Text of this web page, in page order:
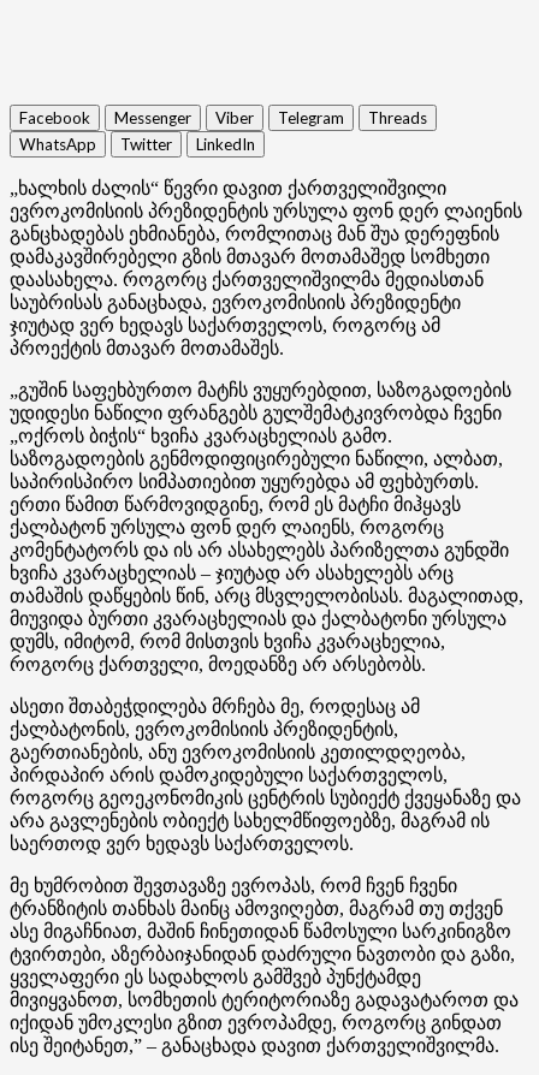
Facebook Messenger Viber Telegram
Threads
WhatsApp
Twitter LinkedIn
„ხალხის ძალის“ წევრი დავით ქართველიშვილი
ევროკომისიის პრეზიდენტის ურსულა ფონ დერ ლაიენის
განცხადებას ეხმიანება, რომლითაც მან შუა დერეფნის
დამაკავშირებელი გზის მთავარ მოთამაშედ სომხეთი
დაასახელა. როგორც ქართველიშვილმა მედიასთან
საუბრისას განაცხადა, ევროკომისიის პრეზიდენტი
ჯიუტად ვერ ხედავს საქართველოს, როგორც ამ
პროექტის მთავარ მოთამაშეს.
„გუშინ საფეხბურთო მატჩს ვუყურებდით, საზოგადოების
უდიდესი ნაწილი ფრანგებს გულშემატკივრობდა ჩვენი
„ოქროს ბიჭის“ ხვიჩა კვარაცხელიას გამო.
საზოგადოების გენმოდიფიცირებული ნაწილი, ალბათ,
საპირისპირო სიმპათიებით უყურებდა ამ ფეხბურთს.
ერთი წამით წარმოვიდგინე, რომ ეს მატჩი მიჰყავს
ქალბატონ ურსულა ფონ დერ ლაიენს, როგორც
კომენტატორს და ის არ ასახელებს პარიზელთა გუნდში
ხვიჩა კვარაცხელიას – ჯიუტად არ ასახელებს არც
თამაშის დაწყების წინ, არც მსვლელობისას. მაგალითად,
მიუვიდა ბურთი კვარაცხელიას და ქალბატონი ურსულა
დუმს, იმიტომ, რომ მისთვის ხვიჩა კვარაცხელია,
როგორც ქართველი, მოედანზე არ არსებობს.
ასეთი შთაბეჭდილება მრჩება მე, როდესაც ამ
ქალბატონის, ევროკომისიის პრეზიდენტის,
გაერთიანების, ანუ ევროკომისიის კეთილდღეობა,
პირდაპირ არის დამოკიდებული საქართველოს,
როგორც გეოეკონომიკის ცენტრის სუბიექტ ქვეყანაზე და
არა გავლენების ობიექტ სახელმწიფოებზე, მაგრამ ის
საერთოდ ვერ ხედავს საქართველოს.
მე ხუმრობით შევთავაზე ევროპას, რომ ჩვენ ჩვენი
ტრანზიტის თანხას მაინც ამოვიღებთ, მაგრამ თუ თქვენ
ასე მიგაჩნიათ, მაშინ ჩინეთიდან წამოსული სარკინიგზო
ტვირთები, აზერბაიჯანიდან დაძრული ნავთობი და გაზი,
ყველაფერი ეს სადახლოს გამშვებ პუნქტამდე
მივიყვანოთ, სომხეთის ტერიტორიაზე გადავატაროთ და
იქიდან უმოკლესი გზით ევროპამდე, როგორც გინდათ
ისე შეიტანეთ,” – განაცხადა დავით ქართველიშვილმა.